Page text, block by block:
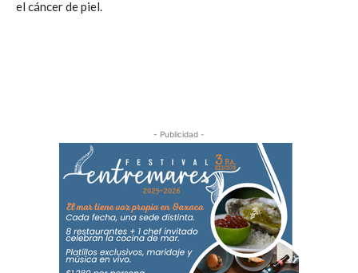
el cáncer de piel.
- Publicidad -